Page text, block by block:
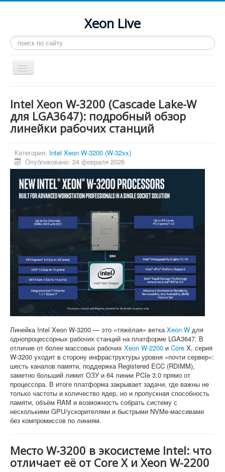
Xeon Live
Искать...
Toggle
Navigation
LGA 2011-3
LGA 2011
Инструкции
Рейтинги
Конференция
Системные программы
Софт
Intel Xeon W-3200 (Cascade Lake-W
для LGA3647): подробный обзор
линейки рабочих станций
Категория: Intel Xeon W-3200 (W-32xx)
Опубликовано: 24 февраля 2026
Линейка Intel Xeon W-3200 — это «тяжёлая» веткаXeon W для
однопроцессорных рабочих станций на платформе LGA3647. В
отличие от более массовых рабочих Xeon W-2200 и Core X, серия
W-3200 уходит в сторону инфраструктуры уровня «почти сервер»:
шесть каналов памяти, поддержка Registered ECC (RDIMM),
заметно больший лимит ОЗУ и 64 линии PCIe 3.0 прямо от
процессора. В итоге платформа закрывает задачи, где важны не
только частоты и количество ядер, но и пропускная способность
памяти, объём RAM и возможность собрать систему с
несколькими GPU/ускорителями и быстрыми NVMe-массивами
без компромиссов по линиям.
Место W-3200 в экосистеме Intel: что
отличает её от Core X и Xeon W-2200